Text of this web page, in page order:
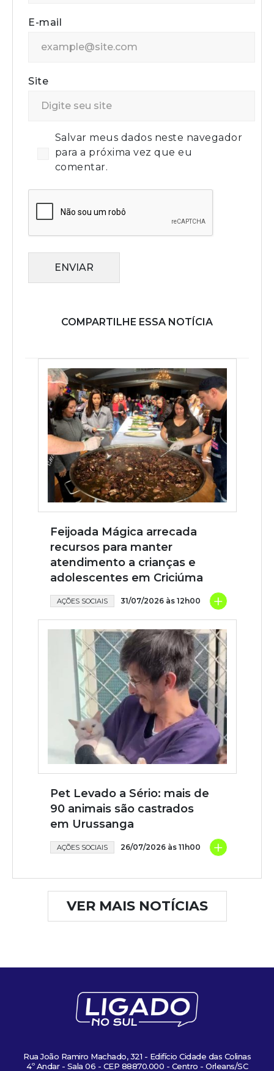
E-mail
Site
Salvar meus dados neste navegador
para a próxima vez que eu
comentar.
ENVIAR
COMPARTILHE ESSA NOTÍCIA
Feijoada Mágica arrecada
recursos para manter
atendimento a crianças e
adolescentes em Criciúma
AÇÕES SOCIAIS 31/07/2026 às 12h00 +
Pet Levado a Sério: mais de
90 animais são castrados
em Urussanga
AÇÕES SOCIAIS 26/07/2026 às 11h00 +
VER MAIS NOTÍCIAS
Rua João Ramiro Machado, 321 - Edifício Cidade das Colinas
4º Andar - Sala 06 - CEP 88870.000 - Centro - Orleans/SC